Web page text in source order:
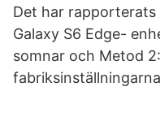
Det har rapporterats
Galaxy S6 Edge-
somnar och Metod